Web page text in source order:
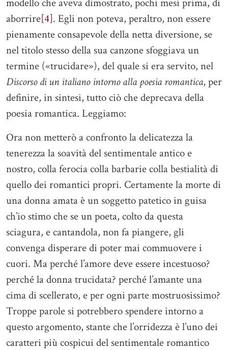
modello che aveva dimostrato, pochi mesi prima, di
aborrire[4]. Egli non poteva, peraltro, non essere
pienamente consapevole della netta diversione, se
nel titolo stesso della sua canzone sfoggiava un
termine («trucidare»), del quale si era servito, nel
Discorso di un italiano intorno alla poesia romantica, per
definire, in sintesi, tutto ciò che deprecava della
poesia romantica. Leggiamo:
Ora non metterò a confronto la delicatezza la
tenerezza la soavità del sentimentale antico e
nostro, colla ferocia colla barbarie colla bestialità di
quello dei romantici propri. Certamente la morte di
una donna amata è un soggetto patetico in guisa
ch’io stimo che se un poeta, colto da questa
sciagura, e cantandola, non fa piangere, gli
convenga disperare di poter mai commuovere i
cuori. Ma perché l’amore deve essere incestuoso?
perché la donna trucidata? perché l’amante una
cima di scellerato, e per ogni parte mostruosissimo?
Troppe parole si potrebbero spendere intorno a
questo argomento, stante che l’orridezza è l’uno dei
caratteri più cospicui del sentimentale romantico